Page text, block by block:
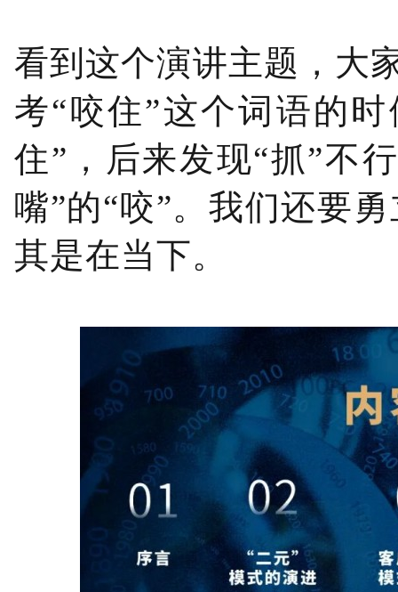
看到这个演讲主题，大
考“咬住”这个词语的
住”，后来发现“抓”不
嘴”的“咬”。我们还要
其是在当下。